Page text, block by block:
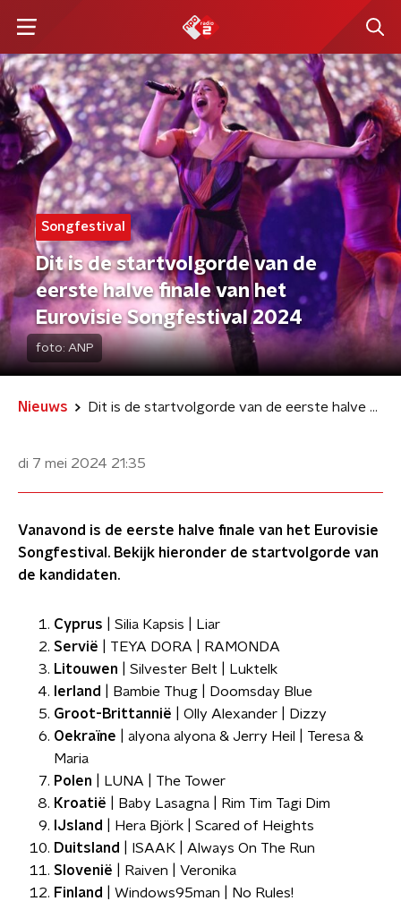
Songfestival
Dit is de startvolgorde van de
eerste halve finale van het
Eurovisie Songfestival 2024
foto: ANP
Nieuws Dit is de startvolgorde van de eerste halve finale van het Eurovisie Songfestival 2024
di 7 mei 2024 21:35
Vanavond is de eerste halve finale van het Eurovisie
Songfestival. Bekijk hieronder de startvolgorde van
de kandidaten.
Cyprus | Silia Kapsis | Liar
Servië | TEYA DORA | RAMONDA
Litouwen | Silvester Belt | Luktelk
Ierland
| Bambie Thug | Doomsday Blue
Groot-Brittannië | Olly Alexander | Dizzy
Oekraïne | alyona alyona & Jerry Heil | Teresa &
Maria
Polen | LUNA | The Tower
Kroatië | Baby Lasagna | Rim Tim Tagi Dim
IJsland
| Hera Björk | Scared of Heights
Duitsland
| ISAAK | Always On The Run
Slovenië | Raiven | Veronika
Finland
| Windows95man | No Rules!